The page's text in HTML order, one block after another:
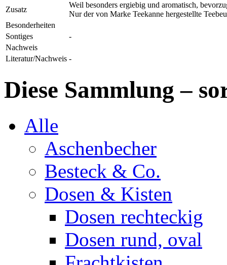
Zusatz
Weil besonders ergiebig und aromatisch,
Nur der von Marke Teekanne hergestellte
Besonderheiten
Sontiges
-
Nachweis
Literatur/Nachweis -
Diese Sammlung –
Alle
Aschenbecher
Besteck & Co.
Dosen & Kisten
Dosen rechteckig
Dosen rund, oval